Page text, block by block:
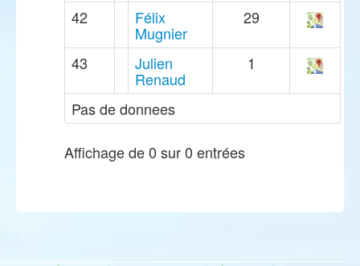
42 Félix
Mugnier
29
43 Julien
Renaud
1
Pas de donnees
Affichage de 0 sur 0 entrées